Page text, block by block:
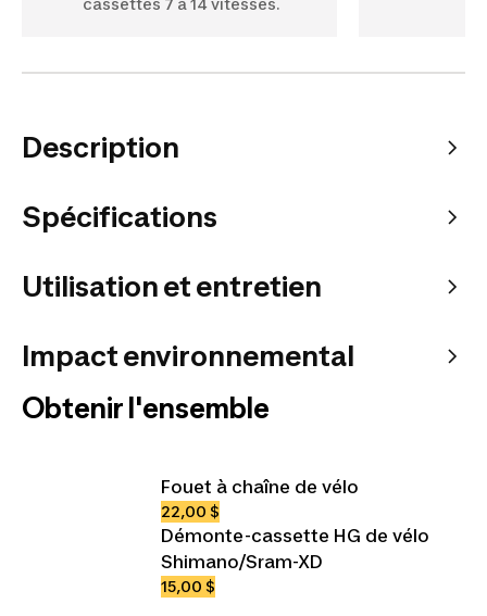
Description
Spécifications
Utilisation et entretien
Impact environnemental
Obtenir l'ensemble
Fouet à chaîne de vélo
22,00 $
Démonte-cassette HG de vélo
Shimano/Sram-XD
15,00 $